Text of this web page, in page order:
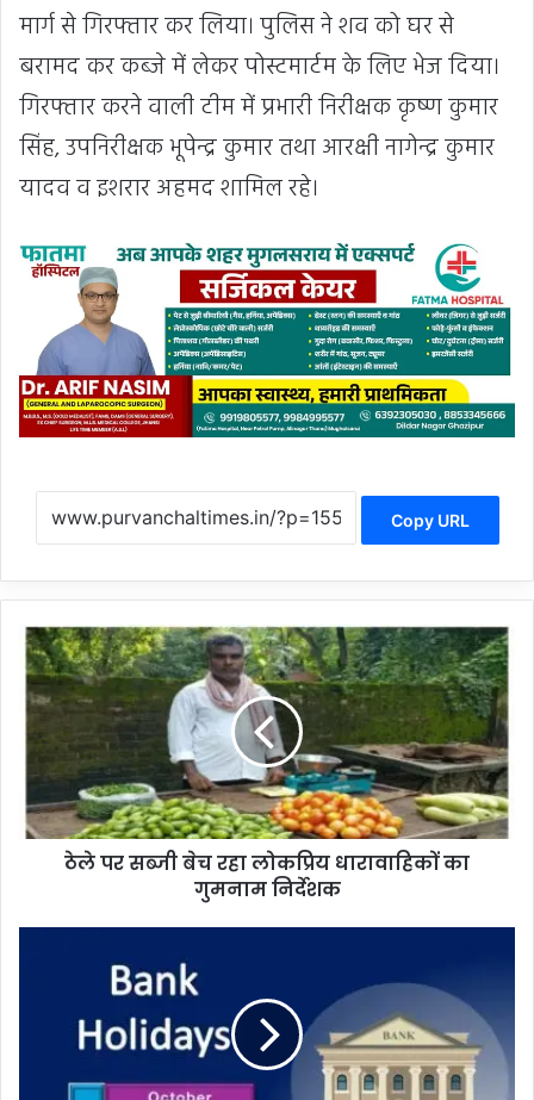
मार्ग से गिरफ्तार कर लिया। पुलिस ने शव को घर से
बरामद कर कब्जे में लेकर पोस्टमार्टम के लिए भेज दिया।
गिरफ्तार करने वाली टीम में प्रभारी निरीक्षक कृष्ण कुमार
सिंह, उपनिरीक्षक भूपेन्द्र कुमार तथा आरक्षी नागेन्द्र कुमार
यादव व इशरार अहमद शामिल रहे।
Copy URL
ठेले
पर
सब्जी
बेच
रहा
धारावाहिकों
का
गुमनाम
ठेले पर सब्जी बेच रहा लोकप्रिय धारावाहिकों का
गुमनाम निर्देशक